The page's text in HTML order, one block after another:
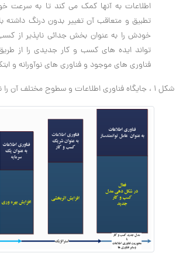
اطلاعات به آنها کمک می کند تا به سرعت
تطبیق و متعاقب آن تغییر بدون درنگ داشته
خودش را به عنوان بخش جدائی ناپذیر از
تواند ایده های کسب و کار جدیدی را از
فناوری های موجود و فناوری های نوآورانه و
شکل 1 ، جایگاه فناوری اطلاعات و سطوح مختلف آن را نشان می دهد .